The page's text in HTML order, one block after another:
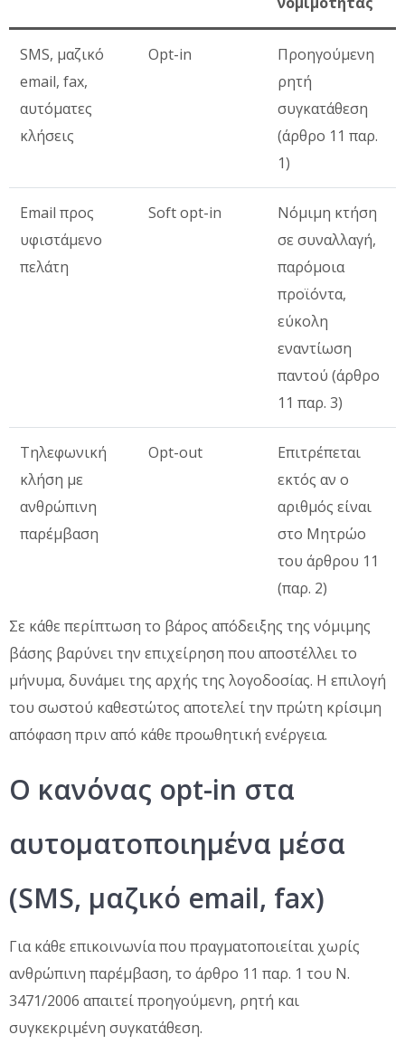
SMS, μαζικό
email, fax,
αυτόματες
κλήσεις
Opt-in
Προηγούμενη
ρητή
συγκατάθεση
(άρθρο 11 παρ.
1)
Email προς
υφιστάμενο
πελάτη
Soft opt-in
Νόμιμη κτήση
σε συναλλαγή,
παρόμοια
προϊόντα,
εύκολη
εναντίωση
παντού (άρθρο
11 παρ. 3)
Τηλεφωνική
κλήση με
ανθρώπινη
παρέμβαση
Opt-out
Επιτρέπεται
εκτός αν ο
αριθμός είναι
στο Μητρώο
του άρθρου 11
(παρ. 2)
Σε κάθε περίπτωση το βάρος απόδειξης της νόμιμης
βάσης βαρύνει την επιχείρηση που αποστέλλει το
μήνυμα, δυνάμει της αρχής της λογοδοσίας. Η επιλογή
του σωστού καθεστώτος αποτελεί την πρώτη κρίσιμη
απόφαση πριν από κάθε προωθητική ενέργεια.
Ο κανόνας opt-in στα
αυτοματοποιημένα μέσα
(SMS, μαζικό email, fax)
Για κάθε επικοινωνία που πραγματοποιείται χωρίς
ανθρώπινη παρέμβαση, το άρθρο 11 παρ. 1 του Ν.
3471/2006 απαιτεί προηγούμενη, ρητή και
συγκεκριμένη συγκατάθεση.